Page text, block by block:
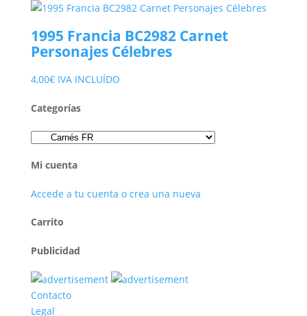
1995 Francia BC2982 Carnet
Personajes Célebres
4,00€ IVA INCLUÍDO
Categorías
Mi cuenta
Accede a tu cuenta o crea una nueva
Carrito
Publicidad
Contacto
Legal